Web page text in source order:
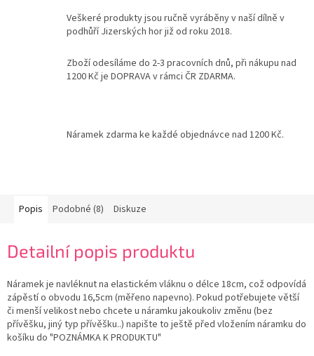
Veškeré produkty jsou ručně vyráběny v naší dílně v
podhůří Jizerských hor již od roku 2018.
Zboží odesíláme do 2-3 pracovních dnů, při nákupu nad
1200 Kč je DOPRAVA v rámci ČR ZDARMA.
Náramek zdarma ke každé objednávce nad 1200 Kč.
Popis Podobné (8) Diskuze
Detailní popis produktu
Náramek je navléknut na elastickém vláknu o délce 18cm, což odpovídá
zápěstí o obvodu 16,5cm (měřeno napevno). Pokud potřebujete větší
či menší velikost nebo chcete u náramku jakoukoliv změnu (bez
přívěšku, jiný typ přívěšku..) napište to ještě před vložením náramku do
košíku do "POZNÁMKA K PRODUKTU"